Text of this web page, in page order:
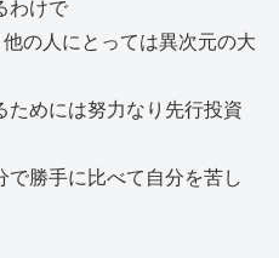
わけで
の人にとっては異次元の大
ためには努力なり先行投資
勝手に比べて自分を苦し